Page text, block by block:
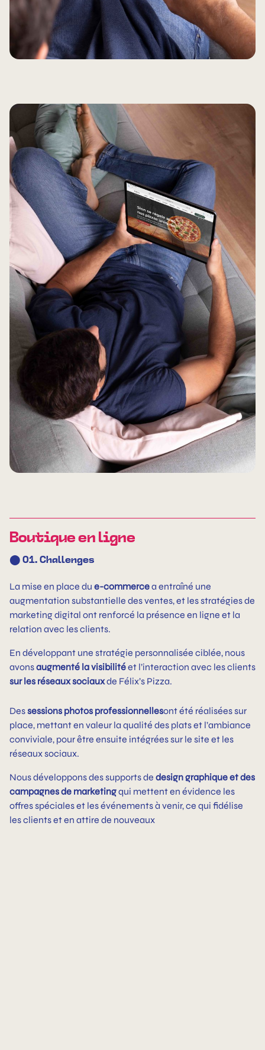
Boutique en ligne
⬤ 01. Challenges
La mise en place du e-commercea entraîné une
augmentation substantielle des ventes, et les stratégies de
marketing digital ont renforcé la présence en ligne et la
relation avec les clients.
En développant une stratégie personnalisée ciblée, nous
avonsaugmenté la visibilitéet l’interaction avec les clients
sur les réseaux sociauxde Félix’s Pizza.
Dessessions photos professionnellesont été réalisées sur
place, mettant en valeur la qualité des plats et l’ambiance
conviviale, pour être ensuite intégrées sur le site et les
réseaux sociaux.
Nous développons des supports de design graphique et des
campagnes de marketingqui mettent en évidence les
offres spéciales et les événements à venir, ce qui fidélise
les clients et en attire de nouveaux